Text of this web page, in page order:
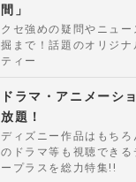
間」
クセ強めの疑問やニュー
掘まで！話題のオリジナ
ティー
ドラマ・アニメーシ
放題！
ディズニー作品はもちろ
のドラマ等も視聴できる
ープラスを総力特集!!